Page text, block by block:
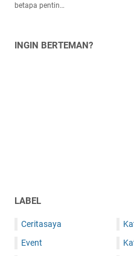
betapa pentin…
INGIN BERTEMAN?
LABEL
Ceritasaya
Event